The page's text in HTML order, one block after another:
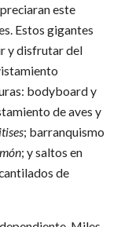
este
Estos gigantes
y disfrutar del
bodyboard y
de aves y
; barranquismo
; y saltos en
de